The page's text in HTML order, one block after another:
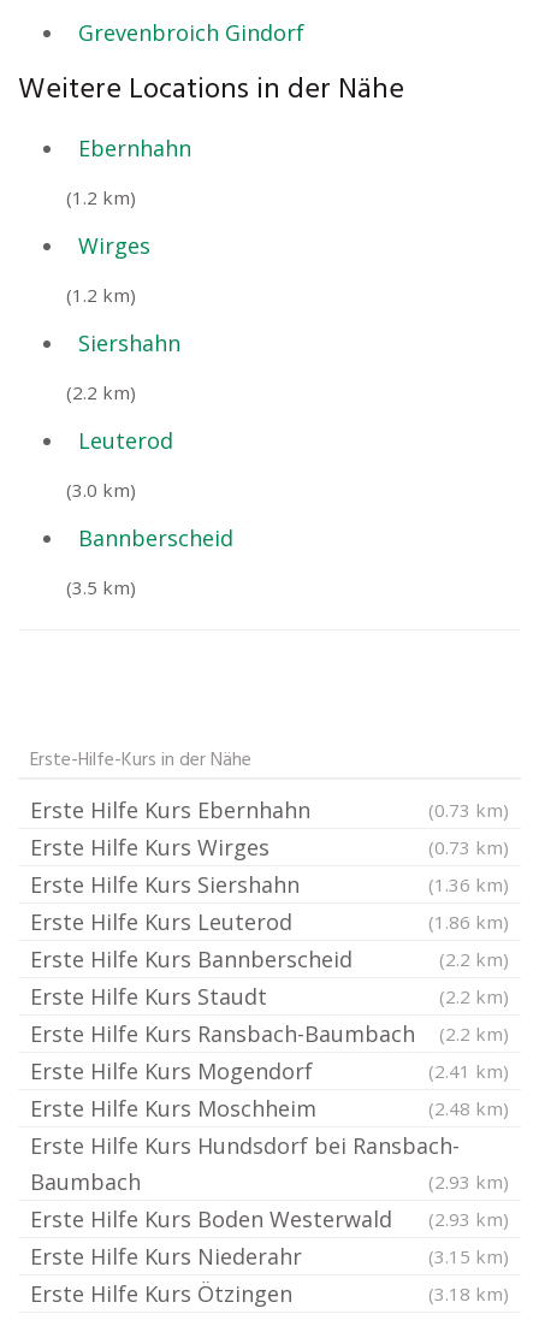
Grevenbroich Gindorf
Weitere Locations in der Nähe
Ebernhahn
(1.2 km)
Wirges
(1.2 km)
Siershahn
(2.2 km)
Leuterod
(3.0 km)
Bannberscheid
(3.5 km)
Erste-Hilfe-Kurs in der Nähe
Erste Hilfe Kurs Ebernhahn (0.73 km)
Erste Hilfe Kurs Wirges (0.73 km)
Erste Hilfe Kurs Siershahn (1.36 km)
Erste Hilfe Kurs Leuterod (1.86 km)
Erste Hilfe Kurs Bannberscheid (2.2 km)
Erste Hilfe Kurs Staudt (2.2 km)
Erste Hilfe Kurs Ransbach-Baumbach (2.2 km)
Erste Hilfe Kurs Mogendorf (2.41 km)
Erste Hilfe Kurs Moschheim (2.48 km)
Erste Hilfe Kurs Hundsdorf bei Ransbach-
Baumbach
(2.93 km)
Erste Hilfe Kurs Boden Westerwald (2.93 km)
Erste Hilfe Kurs Niederahr (3.15 km)
Erste Hilfe Kurs Ötzingen (3.18 km)